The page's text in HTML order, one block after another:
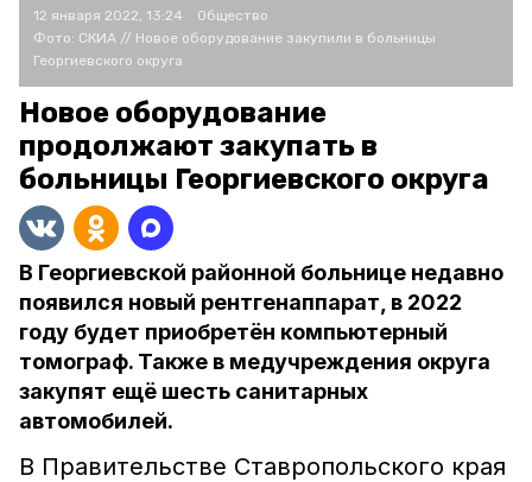
12 января 2022, 13:24
Общество
Фото: СКИА // Новое оборудование закупили в больницы
Георгиевского округа
Новое оборудование
продолжают закупать в
больницы Георгиевского округа
В Георгиевской районной больнице недавно
появился новый рентгенаппарат, в 2022
году будет приобретён компьютерный
томограф. Также в медучреждения округа
закупят ещё шесть санитарных
автомобилей.
В Правительстве Ставропольского края